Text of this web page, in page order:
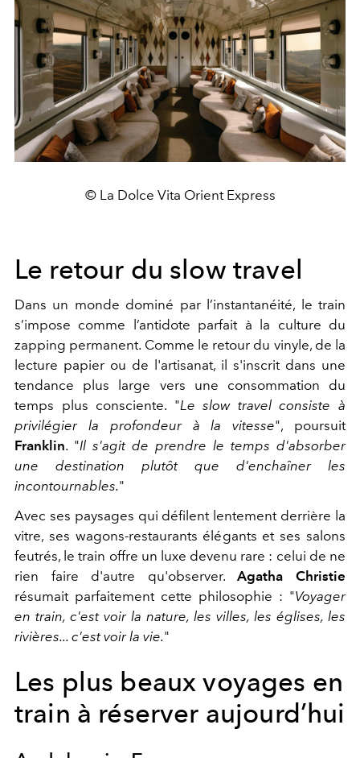
© La Dolce Vita Orient Express
Le retour du slow travel
Dans un monde dominé par l’instantanéité, le train
s’impose comme l’antidote parfait à la culture du
zapping permanent. Comme le retour du vinyle, de la
lecture papier ou de l'artisanat, il s'inscrit dans une
tendance plus large vers une consommation du
temps plus consciente. "Le slow travel consiste à
privilégier la profondeur à la vitesse", poursuit
Franklin. "Il s'agit de prendre le temps d'absorber
une destination plutôt que d'enchaîner les
incontournables."
Avec ses paysages qui défilent lentement derrière la
vitre, ses wagons-restaurants élégants et ses salons
feutrés, le train offre un luxe devenu rare : celui de ne
rien faire d'autre qu'observer.Agatha Christie
résumait parfaitement cette philosophie : "Voyager
en train, c'est voir la nature, les villes, les églises, les
rivières... c'est voir la vie."
Les plus beaux voyages en
train à réserver aujourd’hui